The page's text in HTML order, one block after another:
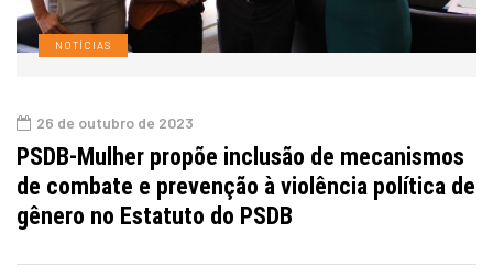
NOTÍCIAS
26 de outubro de 2023
PSDB-Mulher propõe inclusão de mecanismos
de combate e prevenção à violência política de
gênero no Estatuto do PSDB